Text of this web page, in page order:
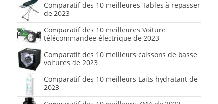
Comparatif des 10 meilleures Tables à repasser
de 2023
Comparatif des 10 meilleures Voiture
télécommandée électrique de 2023
Comparatif des 10 meilleurs caissons de basse
voitures de 2023
Comparatif des 10 meilleurs Laits hydratant de
2023